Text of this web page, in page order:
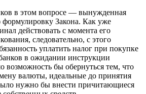
в этом вопросе — вынужденная
формулировку Закона. Как уже
действовать с момента его
следовательно, с этого
уплатить налог при покупке
в ожидании инструкции
возможность бы обернуться тем, что
валюты, идеальные до принятия
нужно бы внести причитающиеся